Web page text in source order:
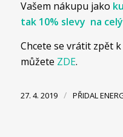
Vašem nákupu jako
tak 10% slevy na
Chcete se vrátit zpět
můžete ZDE.
27. 4. 2019 / PŘIDAL